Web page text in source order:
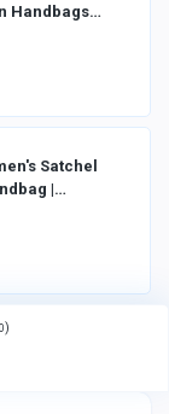
Handbags
Satchel
|
)